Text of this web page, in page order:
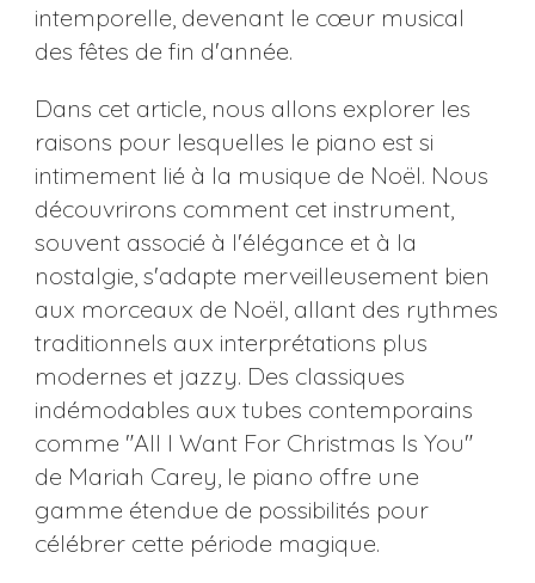
intemporelle, devenant le cœur musical
des fêtes de fin d'année​​.
Dans cet article, nous allons explorer les
raisons pour lesquelles le piano est si
intimement lié à la musique de Noël. Nous
découvrirons comment cet instrument,
souvent associé à l'élégance et à la
nostalgie, s'adapte merveilleusement bien
aux morceaux de Noël, allant des rythmes
traditionnels aux interprétations plus
modernes et jazzy. Des classiques
indémodables aux tubes contemporains
comme "All I Want For Christmas Is You"
de Mariah Carey, le piano offre une
gamme étendue de possibilités pour
célébrer cette période magique​​​​.